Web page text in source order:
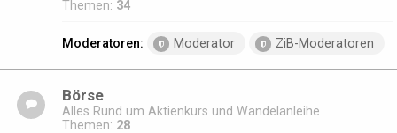
Themen: 34
Moderatoren: Moderator ZiB-Moderatoren
Börse
Alles Rund um Aktienkurs und Wandelanleihe
Themen: 28